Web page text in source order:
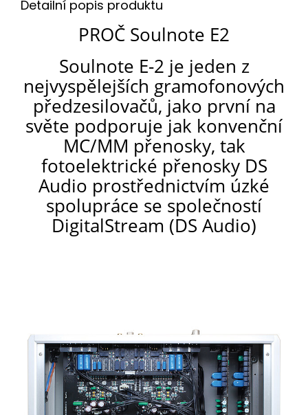
Detailní popis produktu
PROČ Soulnote E2
Soulnote E-2 je jeden z
nejvyspělejších gramofonových
předzesilovačů, jako první na
světe podporuje jak konvenční
MC/MM přenosky, tak
fotoelektrické přenosky DS
Audio prostřednictvím úzké
spolupráce se společností
DigitalStream (DS Audio)